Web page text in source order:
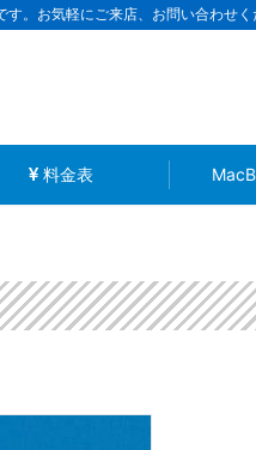
。お気軽にご来店、お問い合わせく
料金表